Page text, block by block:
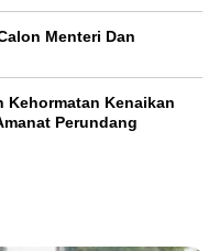
Menteri Dan
Kehormatan Kenaikan
Perundang